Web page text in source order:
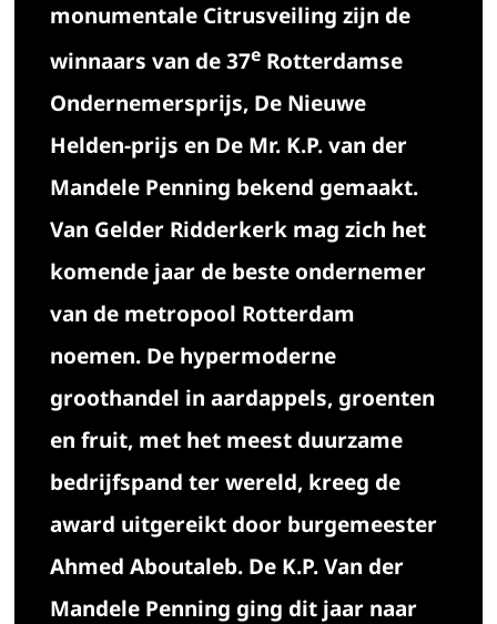
monumentale Citrusveiling zijn de
winnaars van de 37eRotterdamse
Ondernemersprijs, De Nieuwe
Helden-prijs en De Mr. K.P. van der
Mandele Penning bekend gemaakt.
Van Gelder Ridderkerk mag zich het
komende jaar de beste ondernemer
van de metropool Rotterdam
noemen. De hypermoderne
groothandel in aardappels, groenten
en fruit, met het meest duurzame
bedrijfspand ter wereld, kreeg de
award uitgereikt door burgemeester
Ahmed Aboutaleb. De K.P. Van der
Mandele Penning ging dit jaar naar